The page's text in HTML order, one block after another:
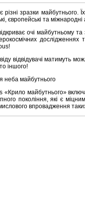
різні зразки
та міжнародні
очі майбутньому
дослідженнях
відвідувачі матимуть
іншого!
неба майбутнього
«Крило майбутнього»
покоління, які є
впровадження